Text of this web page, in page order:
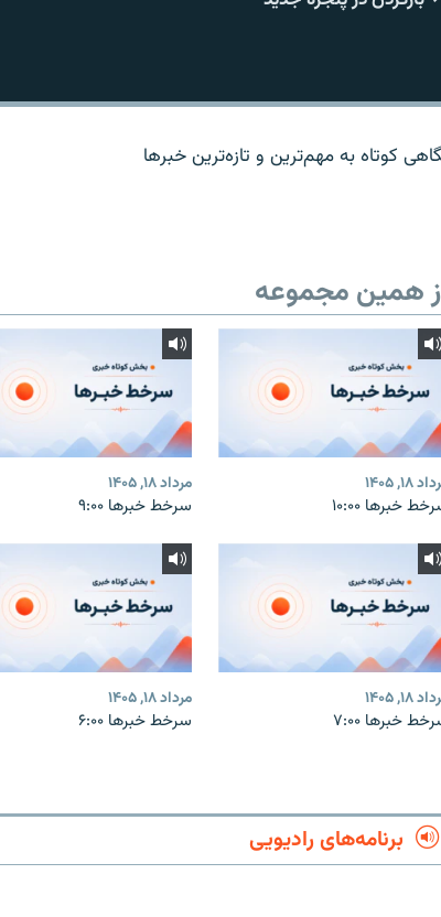
کوتاه به مهم‌ترين و تازه‌ترين خبرها
همین مجموعه
۱۸, ۱۴۰۵
خبرها ۱۰:۰۰
مرداد ۱۸, ۱۴۰۵
سرخط خبرها ۹:۰۰
۱۸, ۱۴۰۵
خبرها ۷:۰۰
مرداد ۱۸, ۱۴۰۵
سرخط خبرها ۶:۰۰
برنامه‌های رادیویی